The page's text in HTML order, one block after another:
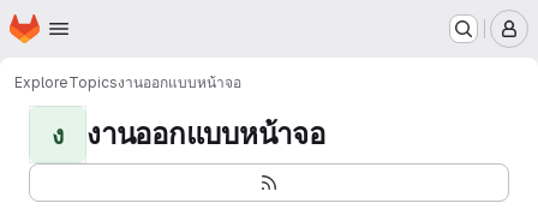
Skip to main content
Homepage
ExploreTopicsงานออกแบบหน้าจอ
ง งานออกแบบหน้าจอ